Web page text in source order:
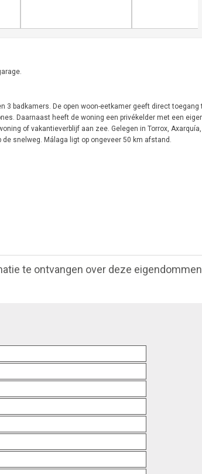
3 badkamers. De open woon-eetkamer geeft direct
Daarnaast heeft de woning een privékelder met een
of vakantieverblijf aan zee. Gelegen in Torrox,
snelweg. Málaga ligt op ongeveer 50 km afstand.
te ontvangen over deze